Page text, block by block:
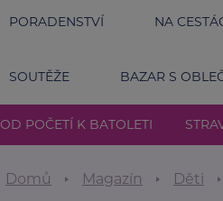
PORADENSTVÍ NA
SOUTĚŽE BAZAR S
OD POČETÍ K BATOLETI
Domů Magazín Děti